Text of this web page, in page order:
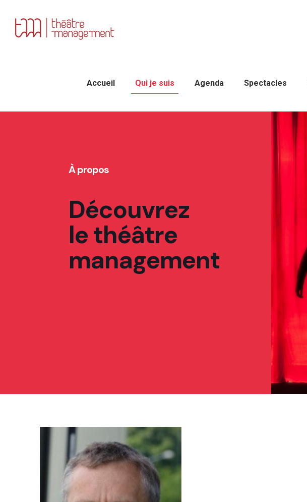
Accueil Qui je suis Agenda Spectacles
À propos
Découvrez
le théâtre
management